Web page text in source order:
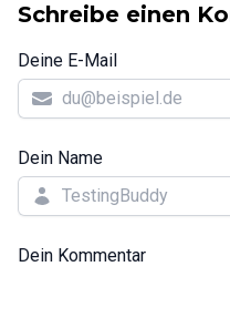
Schreibe einen
Deine E-Mail
Dein Name
Dein Kommentar